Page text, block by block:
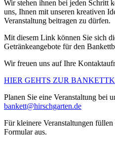
Wir stehen ihnen bei jeden Schritt
uns, Ihnen mit unseren kreativen
Veranstaltung beitragen zu dürfen.
Mit diesem Link können Sie sich
Getränkeangebote für den
Wir freuen uns auf Ihre
HIER GEHTS ZUR
Planen Sie eine Veranstaltung bei
bankett@hirschgarten.de
Für kleinere Veranstaltungen füllen
Formular aus.